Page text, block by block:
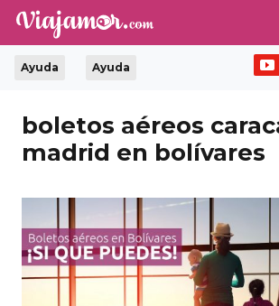
Ayuda Ayuda
boletos aéreos
madrid en bolívares